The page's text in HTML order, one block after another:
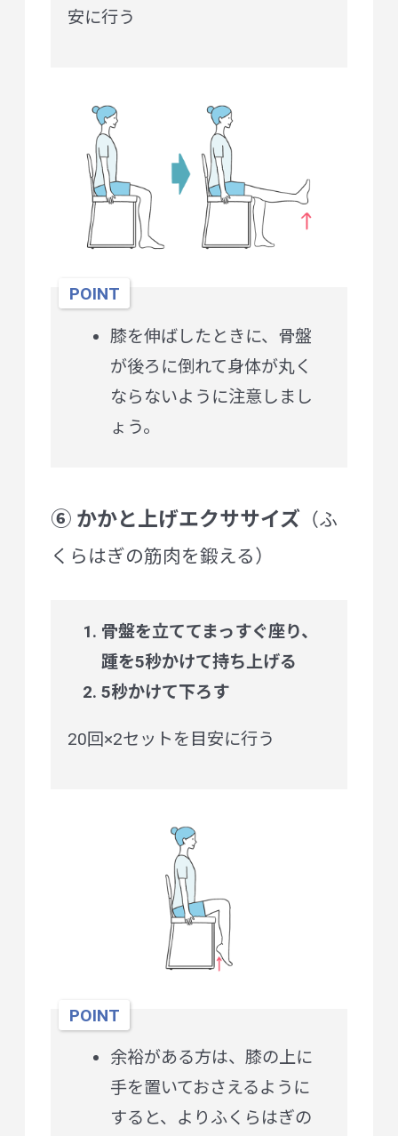
安に行う
POINT
膝を伸ばしたときに、骨盤
が後ろに倒れて身体が丸く
ならないように注意しまし
ょう。
⑥ かかと上げエクササイズ （ふ
くらはぎの筋肉を鍛える）
骨盤を立ててまっすぐ座り、
踵を5秒かけて持ち上げる
5秒かけて下ろす
20回×2セットを目安に行う
POINT
余裕がある方は、膝の上に
手を置いておさえるように
すると、よりふくらはぎの